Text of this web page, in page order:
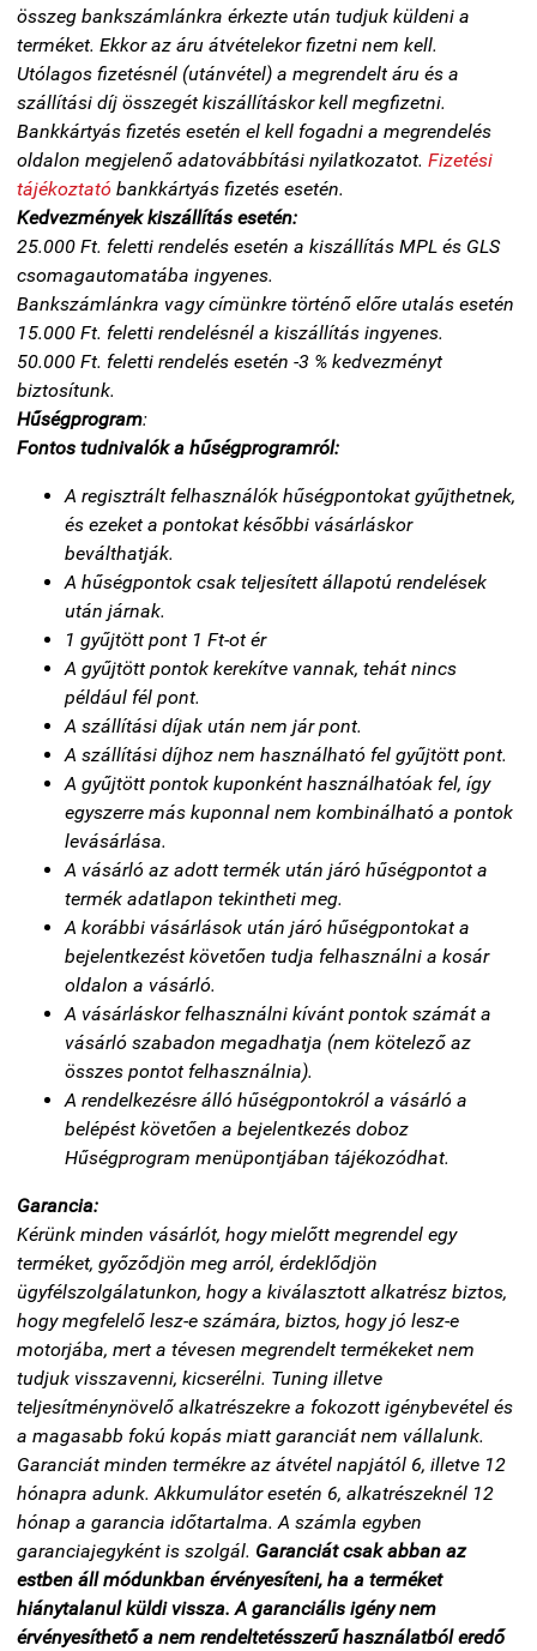
összeg bankszámlánkra érkezte után tudjuk küldeni a
terméket. Ekkor az áru átvételekor fizetni nem kell.
Utólagos fizetésnél (utánvétel) a megrendelt áru és a
szállítási díj összegét kiszállításkor kell megfizetni.
Bankkártyás fizetés esetén el kell fogadni a megrendelés
oldalon megjelenő adatovábbítási nyilatkozatot. Fizetési
tájékoztató bankkártyás fizetés esetén.
Kedvezmények kiszállítás esetén:
25.000 Ft. feletti rendelés esetén a kiszállítás MPL és GLS
csomagautomatába ingyenes.
Bankszámlánkra vagy címünkre történő előre utalás esetén
15.000 Ft. feletti rendelésnél a kiszállítás ingyenes.
50.000 Ft. feletti rendelés esetén -3 % kedvezményt
biztosítunk.
Hűségprogram:
Fontos tudnivalók a hűségprogramról:
A regisztrált felhasználók hűségpontokat gyűjthetnek,
és ezeket a pontokat későbbi vásárláskor
beválthatják.
A hűségpontok csak teljesített állapotú rendelések
után járnak.
1 gyűjtött pont 1 Ft-ot ér
A gyűjtött pontok kerekítve vannak, tehát nincs
például fél pont.
A szállítási díjak után nem jár pont.
A szállítási díjhoz nem használható fel gyűjtött pont.
A gyűjtött pontok kuponként használhatóak fel, így
egyszerre más kuponnal nem kombinálható a pontok
levásárlása.
A vásárló az adott termék után járó hűségpontot a
termék adatlapon tekintheti meg.
A korábbi vásárlások után járó hűségpontokat a
bejelentkezést követően tudja felhasználni a kosár
oldalon a vásárló.
A vásárláskor felhasználni kívánt pontok számát a
vásárló szabadon megadhatja (nem kötelező az
összes pontot felhasználnia).
A rendelkezésre álló hűségpontokról a vásárló a
belépést követően a bejelentkezés doboz
Hűségprogram menüpontjában tájékozódhat.
Garancia:
Kérünk minden vásárlót, hogy mielőtt megrendel egy
terméket, győződjön meg arról, érdeklődjön
ügyfélszolgálatunkon, hogy a kiválasztott alkatrész biztos,
hogy megfelelő lesz-e számára, biztos, hogy jó lesz-e
motorjába, mert a tévesen megrendelt termékeket nem
tudjuk visszavenni, kicserélni. Tuning illetve
teljesítménynövelő alkatrészekre a fokozott igénybevétel és
a magasabb fokú kopás miatt garanciát nem vállalunk.
Garanciát minden termékre az átvétel napjától 6, illetve 12
hónapra adunk. Akkumulátor esetén 6, alkatrészeknél 12
hónap a garancia időtartalma. A számla egyben
garanciajegyként is szolgál. Garanciát csak abban az
estben áll módunkban érvényesíteni, ha a terméket
hiánytalanul küldi vissza. A garanciális igény nem
érvényesíthető a nem rendeltetésszerű használatból eredő